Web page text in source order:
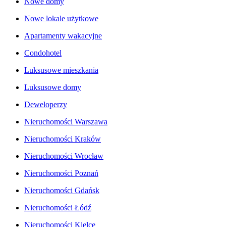
Nowe lokale użytkowe
Apartamenty wakacyjne
Condohotel
Luksusowe mieszkania
Luksusowe domy
Deweloperzy
Nieruchomości Warszawa
Nieruchomości Kraków
Nieruchomości Wrocław
Nieruchomości Poznań
Nieruchomości Gdańsk
Nieruchomości Łódź
Nieruchomości Kielce